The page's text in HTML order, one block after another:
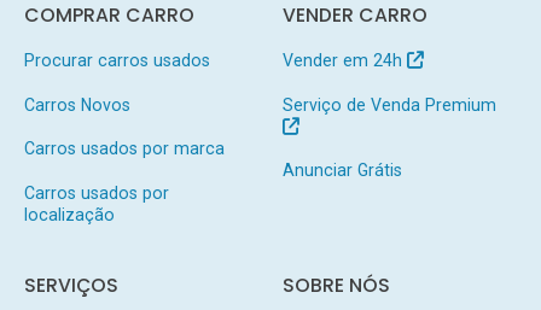
COMPRAR CARRO
Procurar carros usados
Carros Novos
Carros usados por marca
Carros usados por
localização
VENDER CARRO
Vender em 24h
Serviço de Venda Premium
Anunciar Grátis
SERVIÇOS SOBRE NÓS